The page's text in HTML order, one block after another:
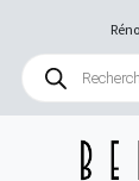
Recherche
produits